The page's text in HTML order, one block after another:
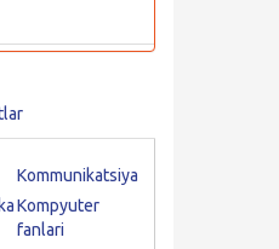
Kommunikatsiya
Kompyuter
fanlari